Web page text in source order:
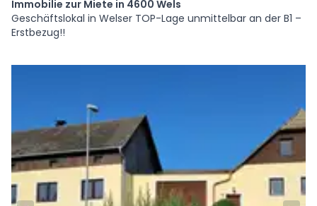
Immobilie zur Miete in 4600 Wels
Geschäftslokal in Welser TOP-Lage unmittelbar an der B1 –
Erstbezug!!